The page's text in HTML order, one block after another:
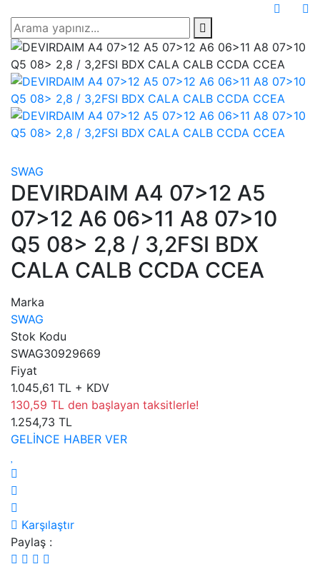
SWAG
DEVIRDAIM A4 07>12 A5
07>12 A6 06>11 A8 07>10
Q5 08> 2,8 / 3,2FSI BDX
CALA CALB CCDA CCEA
Marka
SWAG
Stok Kodu
SWAG30929669
Fiyat
1.045,61 TL + KDV
130,59 TL den başlayan taksitlerle!
1.254,73 TL
GELİNCE HABER VER
Karşılaştır
Paylaş :